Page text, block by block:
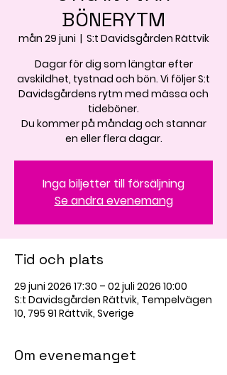
BÖNERYTM
mån 29 juni
  |
S:t Davidsgården Rättvik
Dagar för dig som längtar efter
avskildhet, tystnad och bön. Vi följer S:t
Davidsgårdens rytm med mässa och
tideböner.
Du kommer på måndag och stannar
en eller flera dagar.
Inga biljetter till försäljning
Se andra evenemang
Tid och plats
29 juni 2026 17:30 – 02 juli 2026 10:00
S:t Davidsgården Rättvik, Tempelvägen
10, 795 91 Rättvik, Sverige
Om evenemanget